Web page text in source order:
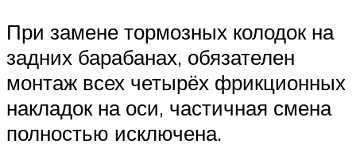
При замене тормозных колодок на
задних барабанах, обязателен
монтаж всех четырёх фрикционных
накладок на оси, частичная смена
полностью исключена.